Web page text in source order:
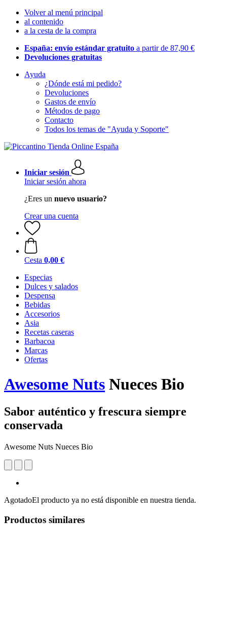
Volver al menú principal
al contenido
a la cesta de la compra
España: envío estándar gratuito a partir de 87,90 €
Devoluciones gratuitas
Ayuda
¿Dónde está mi pedido?
Devoluciones
Gastos de envío
Métodos de pago
Contacto
Todos los temas de "Ayuda y Soporte"
Iniciar sesión
Iniciar sesión ahora
¿Eres un nuevo usuario?
Crear una cuenta
Cesta 0,00 €
Especias
Dulces y salados
Despensa
Bebidas
Accesorios
Asia
Recetas caseras
Barbacoa
Marcas
Ofertas
Awesome Nuts Nueces Bio
Sabor auténtico y frescura siempre
conservada
Awesome Nuts Nueces Bio
AgotadoEl producto ya no está disponible en nuestra tienda.
Productos similares